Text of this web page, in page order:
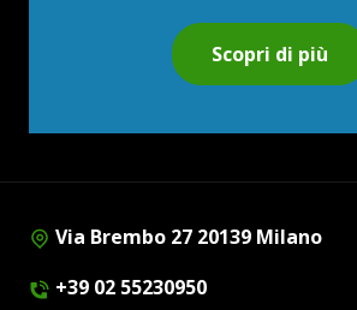
Scopri di più
Via Brembo 27 20139 Milano
+39 02 55230950